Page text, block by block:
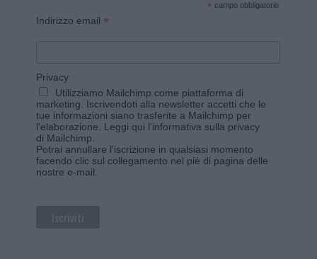
* campo obbligatorio
Indirizzo email *
Privacy
Utilizziamo Mailchimp come piattaforma di
marketing. Iscrivendoti alla newsletter accetti che le
tue informazioni siano trasferite a Mailchimp per
l'elaborazione. Leggi qui l'informativa sulla privacy
di Mailchimp
Potrai annullare l'iscrizione in qualsiasi momento
facendo clic sul collegamento nel piè di pagina delle
nostre e-mail.